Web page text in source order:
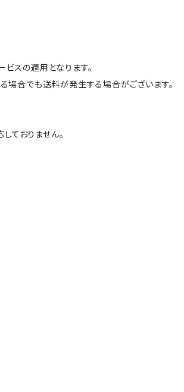
スの適用となります。
合でも送料が発生する場合がございます。
ておりません。